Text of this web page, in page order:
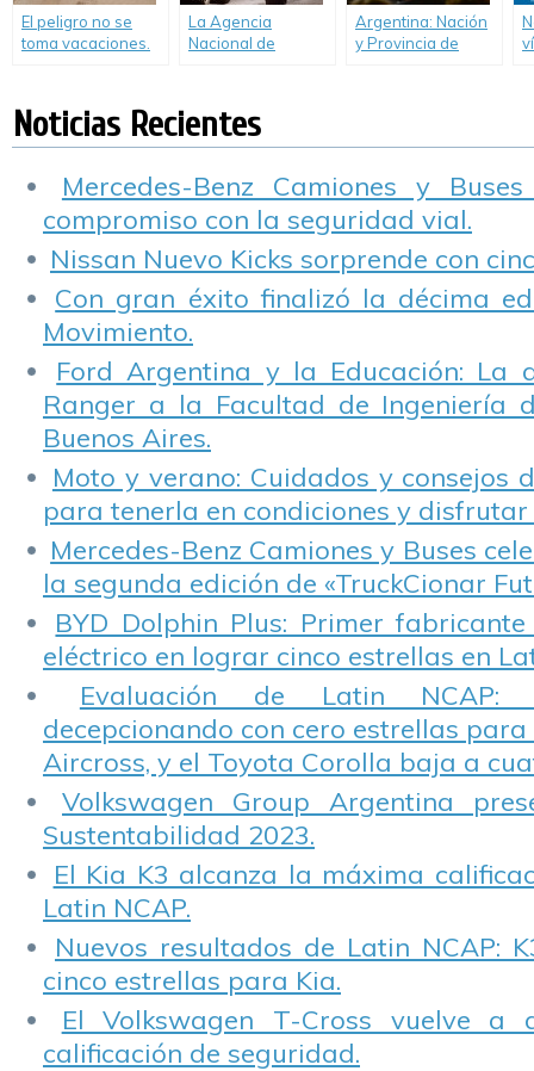
El peligro no se
toma vacaciones.
Cuatriciclos.
La Agencia
Nacional de
tránsito.
Argentina: Nación
y Provincia de
Noticias Recientes
Mercedes-Benz Camiones y
compromiso con la seguridad vial.
Nissan Nuevo Kicks sorprende con
Con gran éxito finalizó la décima
Movimiento.
Ford Argentina y la Educación: La
Ranger a la Facultad de Ingeniería
Buenos Aires.
Moto y verano: Cuidados y consejos
para tenerla en condiciones y disfrutar
Mercedes-Benz Camiones y Buses
la segunda edición de «TruckCionar
BYD Dolphin Plus: Primer
eléctrico en lograr cinco estrellas en
Evaluación de Latin NCAP:
decepcionando con cero estrellas para
Aircross, y el Toyota Corolla baja a
Volkswagen Group Argentina
Sustentabilidad 2023.
El Kia K3 alcanza la máxima
Latin NCAP.
Nuevos resultados de Latin NCAP:
cinco estrellas para Kia.
El Volkswagen T-Cross vuelve a
calificación de seguridad.